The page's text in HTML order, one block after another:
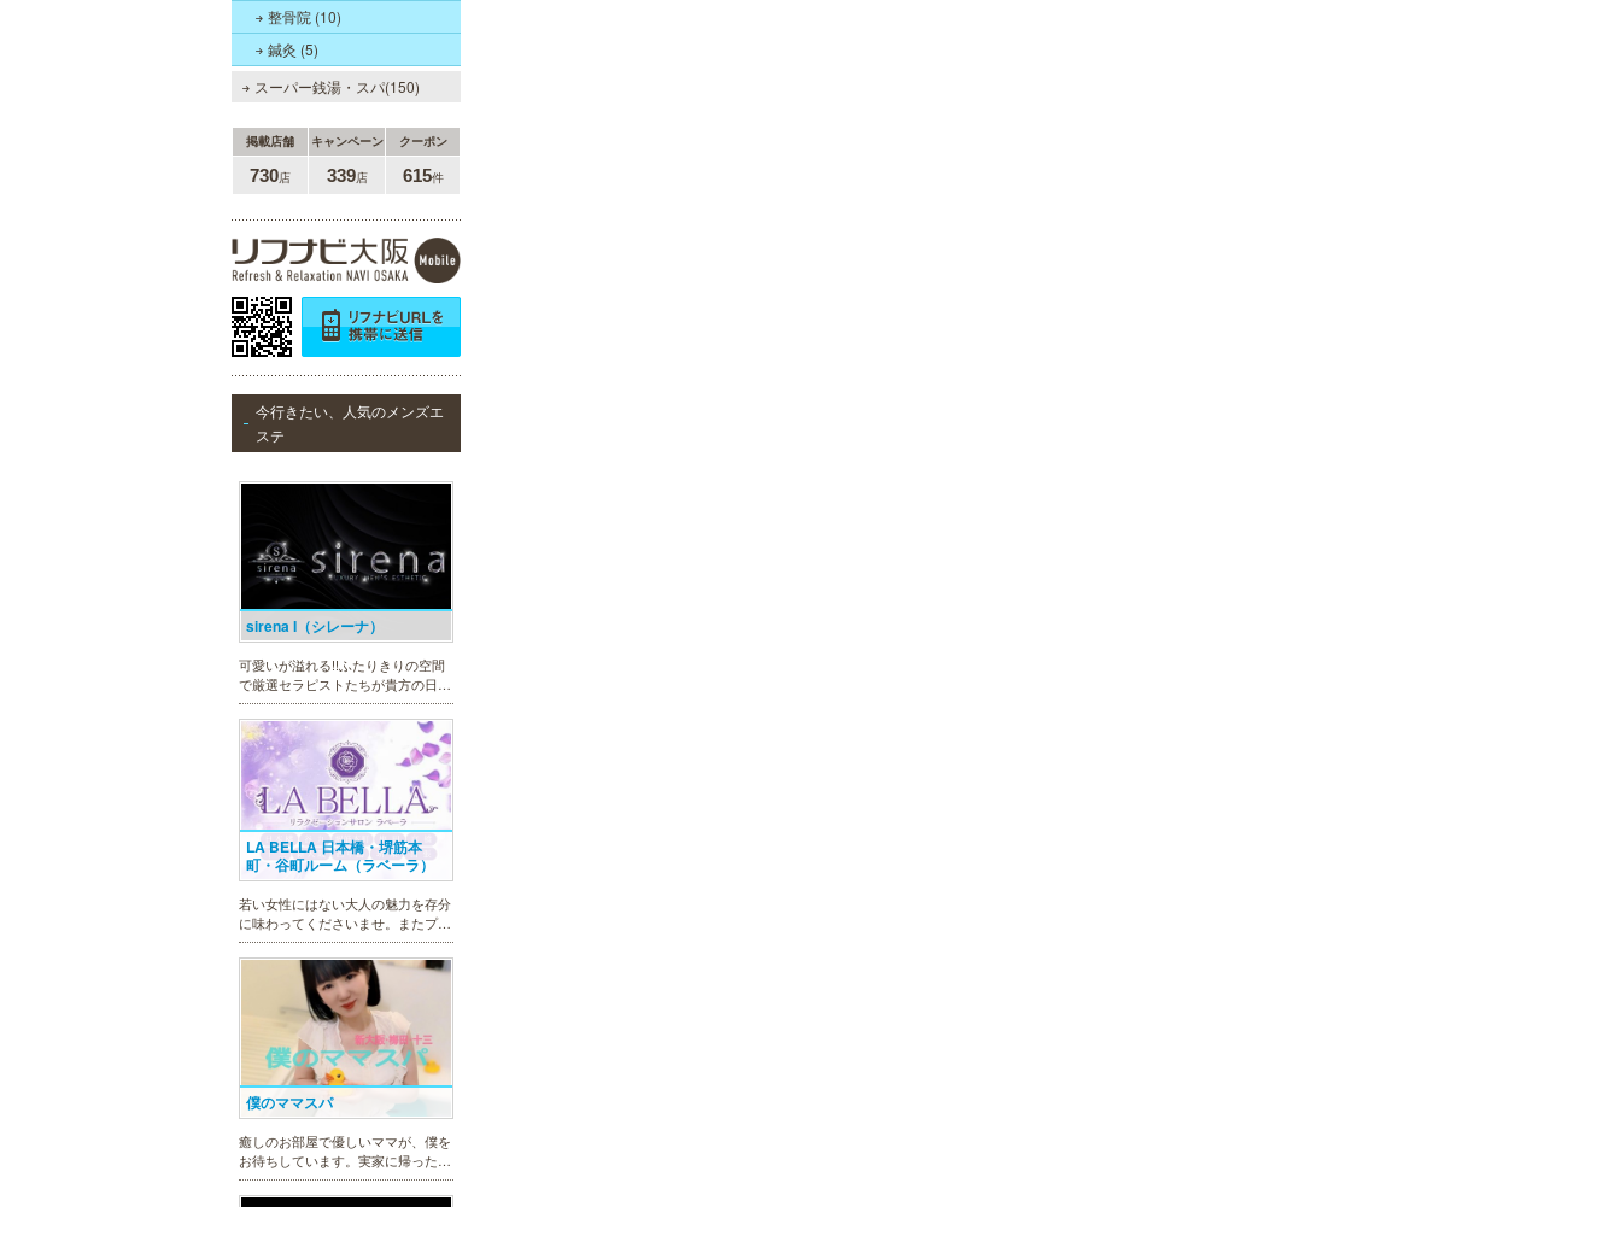
整骨院 (10)
鍼灸 (5)
スーパー銭湯・スパ(150)
掲載店舗 キャンペーン クーポン
730店 339店 615件
今行きたい、人気のメンズエ
ステ
ヒルガオ
30代40代50代のミセスが日常を忘
フェッショナルに、時に恋人らしく
大人セラピストの魅力を存分に発揮
します。
地下鉄梅田駅より徒歩5分。洗練さ
れた美魔女による究極の癒しをご堪
sirena I（シレーナ）
可愛いが溢れる!!ふたりきりの空間
で厳選セラピストたちが貴方の日頃
の疲れを癒す。洗練の技術とおもて
なしで身も心も満たされる至福の時
間をお楽しみいただけます。
LA BELLA 日本橋・堺筋本
町・谷町ルーム（ラベーラ）
若い女性にはない大人の魅力を存分
に味わってくださいませ。またプラ
イベートルームにお越し頂くのが難
しい方でも出張での対応もしており
ますので何なりとお申し付けくださ
僕のママスパ
癒しのお部屋で優しいママが、僕を
お待ちしています。実家に帰ったよ
うにくつろいで、暖かな母の愛に包
まれて下さい。心身ともの安らぎと